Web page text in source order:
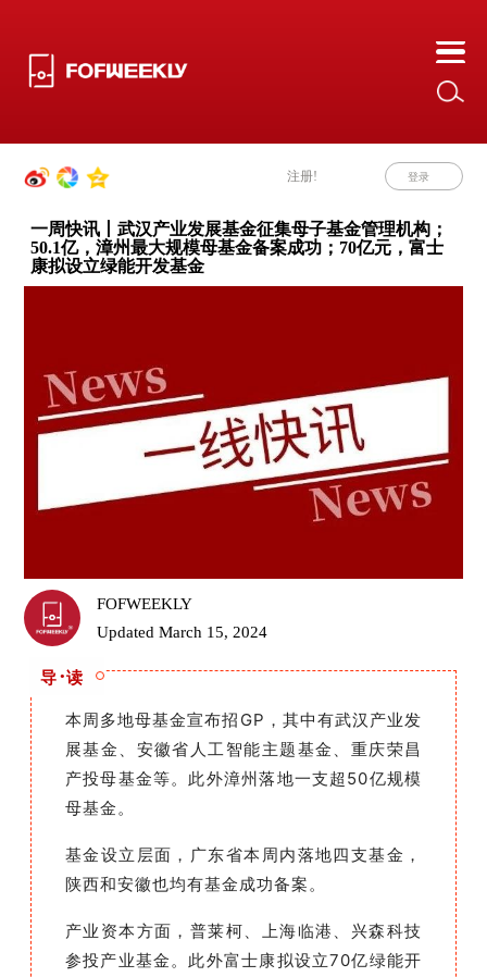
注册! 登录
一周快讯丨武汉产业发展基金征集母子基金管理机构；
50.1亿，漳州最大规模母基金备案成功；70亿元，富士
康拟设立绿能开发基金
FOFWEEKLY
Updated March 15, 2024
导·读
本 周多地母基金宣布招GP，其中有武汉产业发
展基金、安徽省人工智能主题基金、重庆荣昌
产投母基金等。 此外漳州落地一支超50亿规模
母基金。
基金设立层面，广东省本周内落地四支基金，
陕西和安徽也均有基金成功备案。
产业资本方面，普莱柯、上海临港、兴森科技
参投产业基金。 此外富士康拟设立70亿绿能开